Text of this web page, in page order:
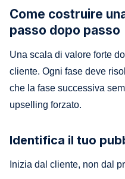
Come costruire
passo dopo passo
Una scala di valore forte
cliente. Ogni fase deve
che la fase successiva
upselling forzato.
Identifica il tuo
Inizia dal cliente, non dal